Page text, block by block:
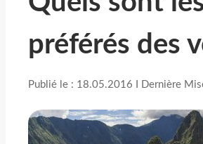
préférés des
Publié le : 18.05.2016 I Dernière